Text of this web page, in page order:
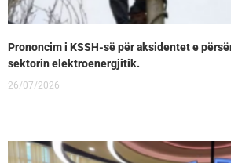
Prononcim i KSSH-së për aksidentet e
sektorin elektroenergjitik.
26/07/2026